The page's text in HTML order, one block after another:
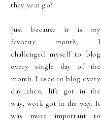
they year go?"
Just because it is my
favorite month, I
challenged myself to blog
every single day of the
month. I used to blog every
day...then, life got in the
way, work got in the way. It
was more important to